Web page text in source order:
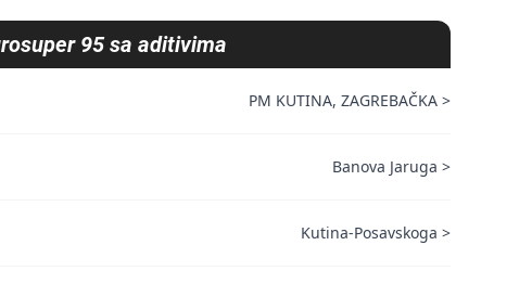
95 sa aditivima
PM KUTINA, ZAGREBAČKA >
Banova Jaruga >
Kutina-Posavskoga >